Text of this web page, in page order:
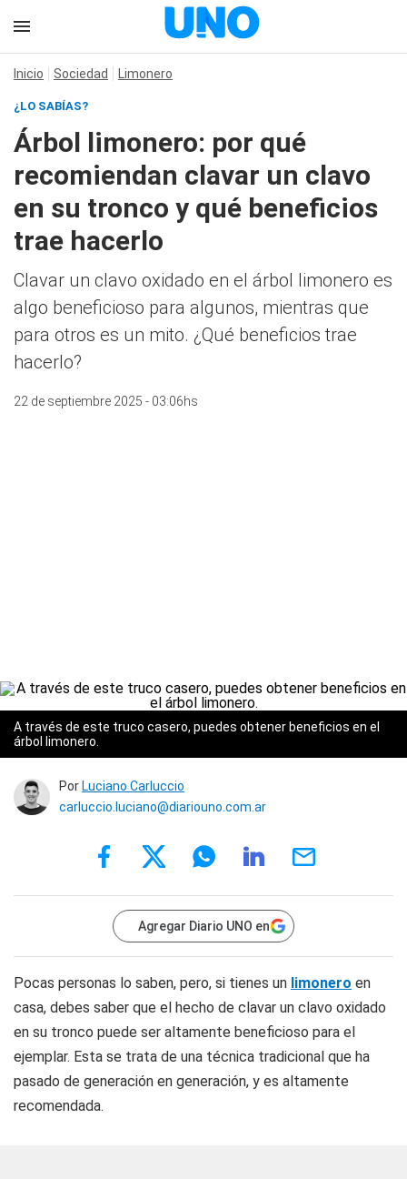
Inicio Sociedad Limonero
¿LO SABÍAS?
Árbol limonero: por qué
recomiendan clavar un clavo
en su tronco y qué beneficios
trae hacerlo
Clavar un clavo oxidado en el árbol limonero es
algo beneficioso para algunos, mientras que
para otros es un mito. ¿Qué beneficios trae
hacerlo?
22 de septiembre 2025 - 03:06hs
A través de este truco casero, puedes obtener beneficios en el
árbol limonero.
Por Luciano Carluccio
carluccio.luciano@diariouno.com.ar
Agregar Diario UNO en
Pocas personas lo saben, pero, si tienes un limonero en
casa, debes saber que el hecho de clavar un clavo oxidado
en su tronco puede ser altamente beneficioso para el
ejemplar. Esta se trata de una técnica tradicional que ha
pasado de generación en generación, y es altamente
recomendada.